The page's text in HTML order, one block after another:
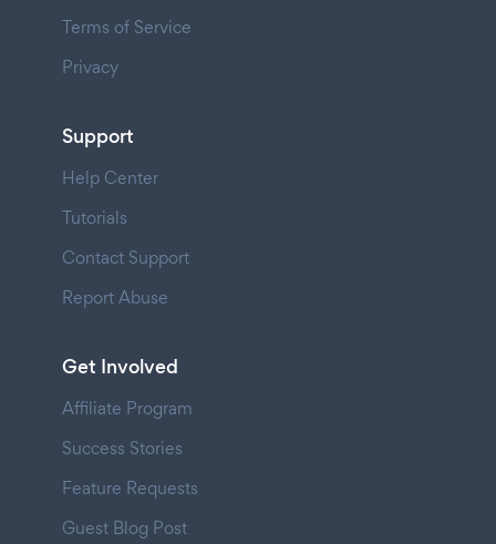
Terms of Service
Privacy
Support
Help Center
Tutorials
Contact Support
Report Abuse
Get Involved
Affiliate Program
Success Stories
Feature Requests
Guest Blog Post